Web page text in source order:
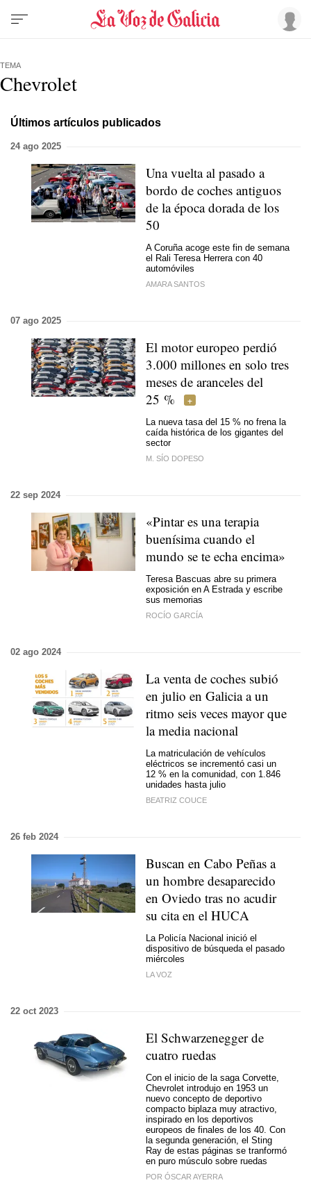
TEMA
Chevrolet
Últimos artículos publicados
24 ago 2025
Una vuelta al pasado a
bordo de coches antiguos
de la época dorada de los
50
A Coruña acoge este fin de semana
el Rali Teresa Herrera con 40
automóviles
AMARA SANTOS
07 ago 2025
El motor europeo perdió
3.000 millones en solo tres
meses de aranceles del
25 %
La nueva tasa del 15 % no frena la
caída histórica de los gigantes del
sector
M. SÍO DOPESO
22 sep 2024
«Pintar es una terapia
buenísima cuando el
mundo se te echa encima»
Teresa Bascuas abre su primera
exposición en A Estrada y escribe
sus memorias
ROCÍO GARCÍA
02 ago 2024
La venta de coches subió
en julio en Galicia a un
ritmo seis veces mayor que
la media nacional
La matriculación de vehículos
eléctricos se incrementó casi un
12 % en la comunidad, con 1.846
unidades hasta julio
BEATRIZ COUCE
26 feb 2024
Buscan en Cabo Peñas a
un hombre desaparecido
en Oviedo tras no acudir
su cita en el HUCA
La Policía Nacional inició el
dispositivo de búsqueda el pasado
miércoles
LA VOZ
22 oct 2023
El Schwarzenegger de
cuatro ruedas
Con el inicio de la saga Corvette,
Chevrolet introdujo en 1953 un
nuevo concepto de deportivo
compacto biplaza muy atractivo,
inspirado en los deportivos
europeos de finales de los 40. Con
la segunda generación, el Sting
Ray de estas páginas se tranformó
en puro músculo sobre ruedas
POR ÓSCAR AYERRA